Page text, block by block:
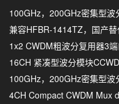
100GHz，200GHz密集型波
兼容HFBR-1414TZ，国产
1x2 CWDM粗波分复用器3
16CH 紧凑型波分模块
100GHz，200GHz密集型
4CH Compact CWDM Mux